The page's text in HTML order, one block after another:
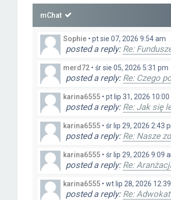
mChat
Sophie• pt sie 07, 2026 9:54 am
posted a reply: Re:
merd72• śr sie 05, 2026 5:31 pm
posted a reply: Re: Czego
karina6555• pt lip 31, 2026 10:00
posted a reply: Re: Jak się
karina6555• śr lip 29, 2026 2:43
posted a reply: Re: Nasze
karina6555• śr lip 29, 2026 9:09
posted a reply: Re:
karina6555• wt lip 28, 2026
posted a reply: Re: